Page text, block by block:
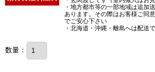
・地方都市等の一部地域は追加
あります。その際はお客様ご同
でご安心下さい
・北海道・沖縄・離島へは配送
数量：